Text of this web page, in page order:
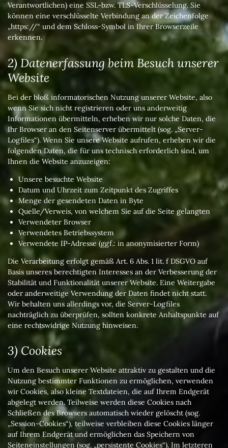
Verantwortlichen) eine SSL-bzw. TLS-Verschlüsselung. Sie
können eine verschlüsselte Verbindung an der Zeichenfolge
„https://“ und dem Schloss-Symbol in Ihrer Browserzeile
erkennen.
2) Datenerfassung beim Besuch unserer
Website
Bei der bloß informatorischen Nutzung unserer Website, also
wenn Sie sich nicht registrieren oder uns anderweitig
Informationen übermitteln, erheben wir nur solche Daten, die
Ihr Browser an den Seitenserver übermittelt (sog. „Server-
Logfiles“). Wenn Sie unsere Website aufrufen, erheben wir die
folgenden Daten, die für uns technisch erforderlich sind, um
Ihnen die Website anzuzeigen:
Unsere besuchte Website
Datum und Uhrzeit zum Zeitpunkt des Zugriffes
Menge der gesendeten Daten in Byte
Quelle/Verweis, von welchem Sie auf die Seite gelangten
Verwendeter Browser
Verwendetes Betriebssystem
Verwendete IP-Adresse (ggf.: in anonymisierter Form)
Die Verarbeitung erfolgt gemäß Art. 6 Abs. 1 lit. f DSGVO auf
Basis unseres berechtigten Interesses an der Verbesserung der
Stabilität und Funktionalität unserer Website. Eine Weitergabe
oder anderweitige Verwendung der Daten findet nicht statt.
Wir behalten uns allerdings vor, die Server-Logfiles
nachträglich zu überprüfen, sollten konkrete Anhaltspunkte auf
eine rechtswidrige Nutzung hinweisen.
3) Cookies
Um den Besuch unserer Website attraktiv zu gestalten und die
Nutzung bestimmter Funktionen zu ermöglichen, verwenden
wir Cookies, also kleine Textdateien, die auf Ihrem Endgerät
abgelegt werden. Teilweise werden diese Cookies nach
Schließen des Browsers automatisch wieder gelöscht (sog.
„Session-Cookies“), teilweise verbleiben diese Cookies länger
auf Ihrem Endgerät und ermöglichen das Speichern von
Seiteneinstellungen (sog. „persistente Cookies“). Im letzteren